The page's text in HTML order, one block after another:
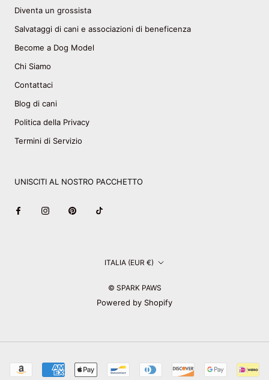
Diventa un grossista
Salvataggi di cani e associazioni di beneficenza
Become a Dog Model
Chi Siamo
Contattaci
Blog di cani
Politica della Privacy
Termini di Servizio
UNISCITI AL NOSTRO PACCHETTO
Paese/AreaITALIA (EUR €)
© SPARK PAWS
Powered by Shopify